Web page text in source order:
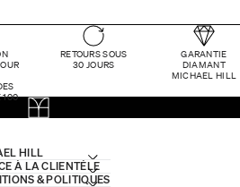
100
RETOURS SOUS
30 JOURS
GARANTIE
DIAMANT
MICHAEL HILL
HILL
À LA CLIENTÈLE
& POLITIQUES